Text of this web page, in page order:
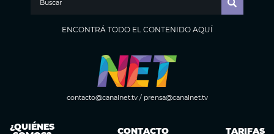
ENCONTRÁ TODO EL CONTENIDO AQUÍ
contacto@canalnet.tv/ prensa@canalnet.tv
¿QUIÉNES CONTACTO TARIFAS